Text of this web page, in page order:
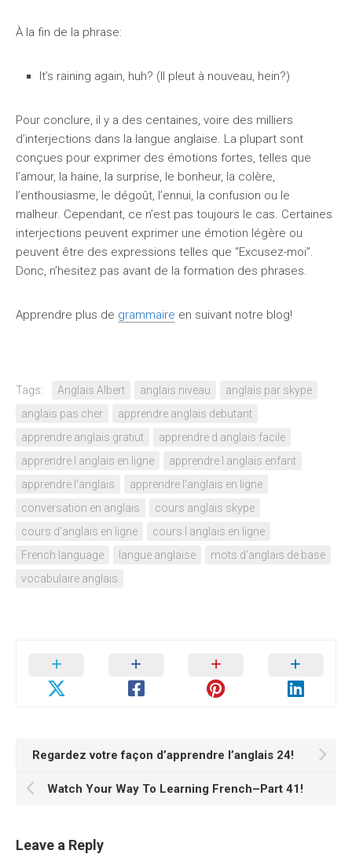
À la fin de la phrase:
It’s raining again, huh? (Il pleut à nouveau, hein?)
Pour conclure, il y a des centaines, voire des milliers
d’interjections dans la langue anglaise. La plupart sont
conçues pour exprimer des émotions fortes, telles que
l’amour, la haine, la surprise, le bonheur, la colère,
l’enthousiasme, le dégoût, l’ennui, la confusion ou le
malheur. Cependant, ce n’est pas toujours le cas. Certaines
interjections peuvent exprimer une émotion légère ou
peuvent être des expressions telles que “Excusez-moi”.
Donc, n’hesitez pas avant de la formation des phrases.
Apprendre plus de grammaire en suivant notre blog!
Tags: Anglais Albert anglais niveau
anglais par skype
anglais pas cher
apprendre anglais debutant
apprendre anglais gratiut
apprendre d anglais facile
apprendre l anglais en ligne
apprendre l anglais enfant
apprendre l'anglais
apprendre l'anglais en ligne
conversation en anglais
cours anglais skype
cours d'anglais en ligne
cours l anglais en ligne
French language
langue anglaise
mots d'anglais de base
vocabulaire anglais
Regardez votre façon d’apprendre l’anglais 24!
Watch Your Way To Learning French–Part 41!
Leave a Reply